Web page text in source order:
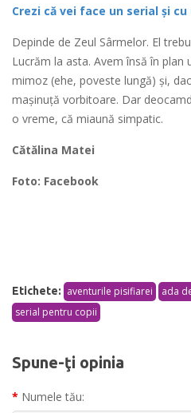
Crezi că vei face un serial și
Depinde de Zeul Sârmelor. El
Lucrăm la asta. Avem însă în plan
mimoz (ehe, poveste lungă) și,
mașinuță vorbitoare. Dar
o vreme, că miaună simpatic.
Cătălina Matei
Foto: Facebook
Etichete: aventurile pisifiarei ada
serial pentru copii
Spune-ţi opinia
Numele tău: